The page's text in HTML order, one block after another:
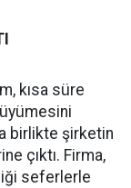
kısa süre
birlikte şirketin
çıktı. Firma,
seferlerle